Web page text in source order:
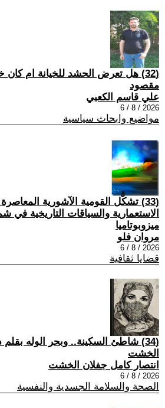
(32) هل تعرض الحشد للخيانة ام كان
مقصود
علي قاسم الكعبي
2026 / 8 / 6
مواضيع وابحاث سياسية
(33) تشكُّل القومية الآشورية
الاستعمارية والسياقات التاريخية في
ميزوبوتاميا
مروان فلو
2026 / 8 / 6
قضايا ثقافية
(34) شاطئ السكينة.. وبحر الوله بقلم
الخشت
انتصار كامل جفلان الخشت
2026 / 8 / 6
الصحة والسلامة الجسدية والنفسية